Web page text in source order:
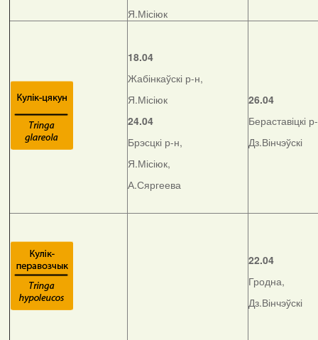
Я.Місіюк
18.04
Жабінкаўскі р-н,
Я.Місіюк
24.04
Брэсцкі р-н,
Я.Місіюк,
А.Сяргеева
26.04
Бераставіцкі
Дз.Вінчэўскі
22.04
Гродна,
Дз.Вінчэўскі